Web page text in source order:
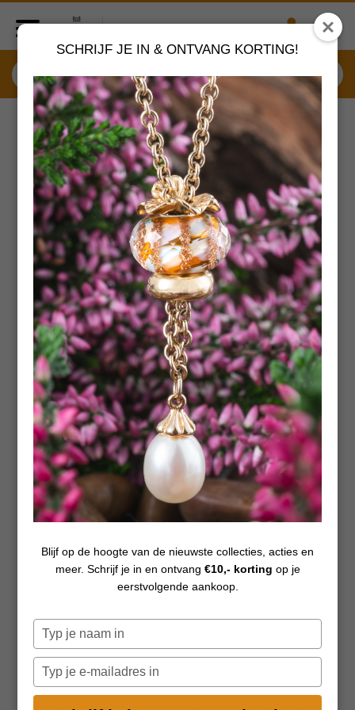
SCHRIJF JE IN & ONTVANG KORTING!
Blijf op de hoogte van de nieuwste collecties, acties en
meer. Schrijf je in en ontvang €10,- korting op je
eerstvolgende aankoop.
Typ
je
naam
Typ
je
e-
Maria af Rolén
Maria af Rolén groeide op in Zweden. In haar jeugd was ze
altijd wel op een van de 30.000 Zweedse eilanden te vinden,
samen met haar vader op zoek naar schatten in